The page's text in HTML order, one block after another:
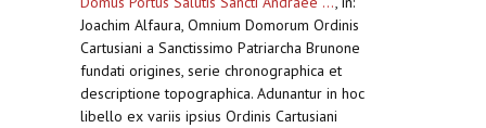
Joachim Alfaura, Omnium Domorum Ordinis
Cartusiani a Sanctissimo Patriarcha Brunone
fundati origines, serie chronographica et
descriptione topographica. Adunantur in hoc
libello ex variis ipsius Ordinis Cartusiani